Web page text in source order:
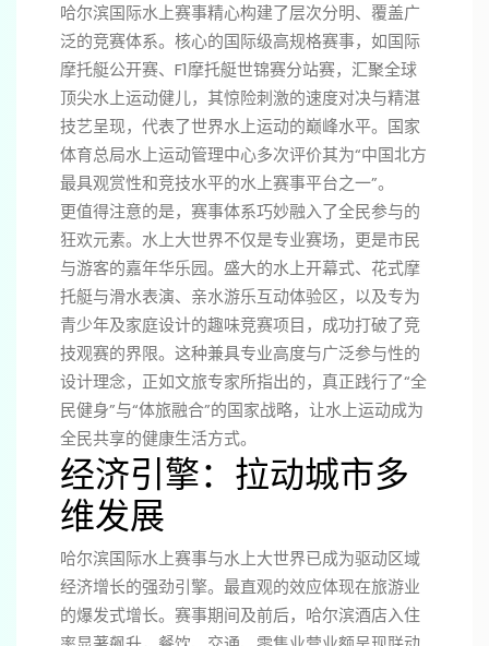
哈尔滨国际水上赛事精心构建了层次分明、覆盖广
泛的竞赛体系。核心的国际级高规格赛事，如国际
摩托艇公开赛、F1摩托艇世锦赛分站赛，汇聚全球
顶尖水上运动健儿，其惊险刺激的速度对决与精湛
技艺呈现，代表了世界水上运动的巅峰水平。国家
体育总局水上运动管理中心多次评价其为“中国北方
最具观赏性和竞技水平的水上赛事平台之一”。
更值得注意的是，赛事体系巧妙融入了全民参与的
狂欢元素。水上大世界不仅是专业赛场，更是市民
与游客的嘉年华乐园。盛大的水上开幕式、花式摩
托艇与滑水表演、亲水游乐互动体验区，以及专为
青少年及家庭设计的趣味竞赛项目，成功打破了竞
技观赛的界限。这种兼具专业高度与广泛参与性的
设计理念，正如文旅专家所指出的，真正践行了“全
民健身”与“体旅融合”的国家战略，让水上运动成为
全民共享的健康生活方式。
经济引擎：拉动城市多
维发展
哈尔滨国际水上赛事与水上大世界已成为驱动区域
经济增长的强劲引擎。最直观的效应体现在旅游业
的爆发式增长。赛事期间及前后，哈尔滨酒店入住